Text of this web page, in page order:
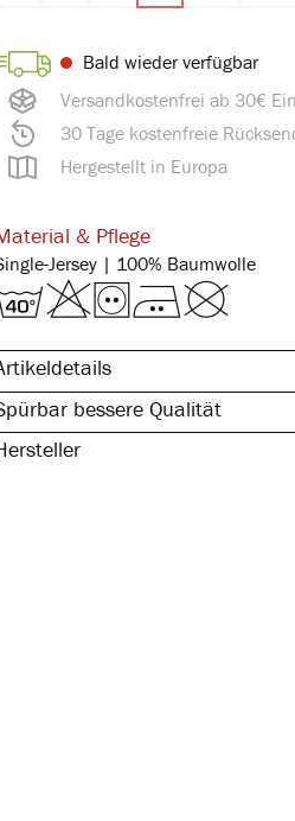
Versandkostenfrei ab 30€
30 Tage kostenfreie
Hergestellt in Europa
Bald wieder verfügbar
& Pflege
Single-Jersey | 100% Baumwolle
bessere Qualität